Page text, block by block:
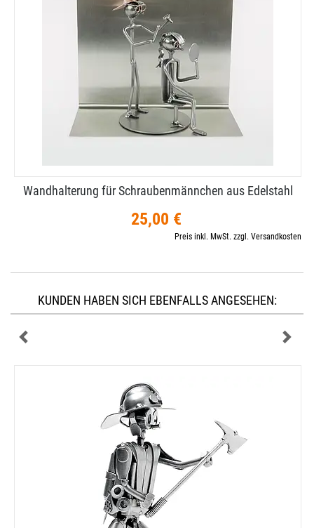
Wandhalterung für Schraubenmännchen aus Edelstahl
25,00 €
Preis inkl. MwSt. zzgl. Versandkosten
KUNDEN HABEN SICH EBENFALLS ANGESEHEN: